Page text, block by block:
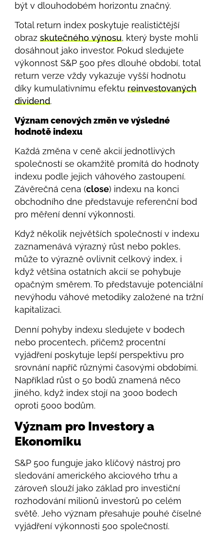
být v dlouhodobém horizontu značný.
Total return index poskytuje realističtější
obraz skutečného výnosu, který byste mohli
dosáhnout jako investor. Pokud sledujete
výkonnost S&P 500 přes dlouhé období, total
return verze vždy vykazuje vyšší hodnotu
díky kumulativnímu efektu reinvestovaných
dividend.
Význam cenových změn ve výsledné
hodnotě indexu
Každá změna v ceně akcií jednotlivých
společností se okamžitě promítá do hodnoty
indexu podle jejich váhového zastoupení.
Závěrečná cena (close) indexu na konci
obchodního dne představuje referenční bod
pro měření denní výkonnosti.
Když několik největších společností v indexu
zaznamenává výrazný růst nebo pokles,
může to výrazně ovlivnit celkový index, i
když většina ostatních akcií se pohybuje
opačným směrem. To představuje potenciální
nevýhodu váhové metodiky založené na tržní
kapitalizaci.
Denní pohyby indexu sledujete v bodech
nebo procentech, přičemž procentní
vyjádření poskytuje lepší perspektivu pro
srovnání napříč různými časovými obdobími.
Například růst o 50 bodů znamená něco
jiného, když index stojí na 3000 bodech
oproti 5000 bodům.
Význam pro Investory a
Ekonomiku
S&P 500 funguje jako klíčový nástroj pro
sledování amerického akciového trhu a
zároveň slouží jako základ pro investiční
rozhodování milionů investorů po celém
světě. Jeho význam přesahuje pouhé číselné
vyjádření výkonnosti 500 společností.